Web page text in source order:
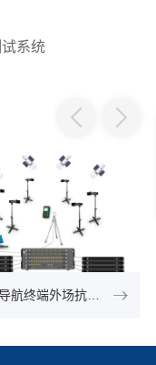
系统
卫星导航终端外场抗干扰测试系统典型应用